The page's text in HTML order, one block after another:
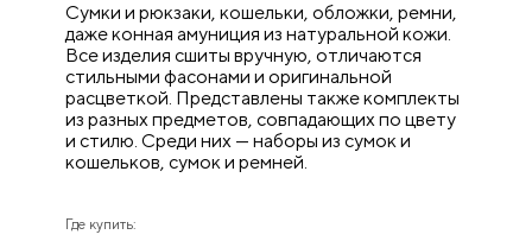
Сумки и рюкзаки, кошельки, обложки, ремни,
даже конная амуниция из натуральной кожи.
Все изделия сшиты вручную, отличаются
стильными фасонами и оригинальной
расцветкой. Представлены также комплекты
из разных предметов, совпадающих по цвету
и стилю. Среди них — наборы из сумок и
кошельков, сумок и ремней.
Где купить: